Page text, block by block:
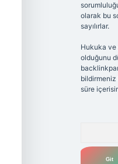
olarak bu
sayılırlar.
Hukuka ve
olduğunu
süre